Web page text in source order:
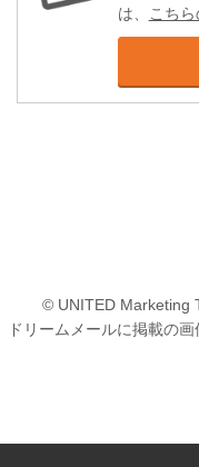
は、 こち
© UNITED Marketing
ドリームメールに掲載の